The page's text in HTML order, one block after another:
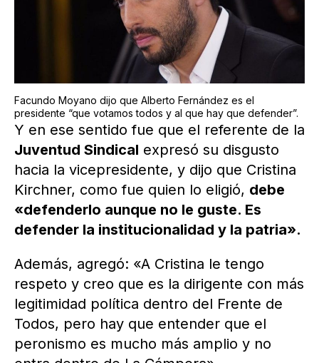
Facundo Moyano dijo que Alberto Fernández es el
presidente “que votamos todos y al que hay que defender”.
Y en ese sentido fue que el referente de la
Juventud Sindical expresó su disgusto
hacia la vicepresidente, y dijo que Cristina
Kirchner, como fue quien lo eligió, debe
«defenderlo aunque no le guste. Es
defender la institucionalidad y la patria».
Además, agregó: «A Cristina le tengo
respeto y creo que es la dirigente con más
legitimidad política dentro del Frente de
Todos, pero hay que entender que el
peronismo es mucho más amplio y no